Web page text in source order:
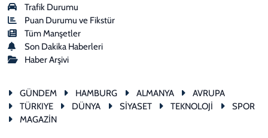
Trafik Durumu
Puan Durumu ve Fikstür
Tüm Manşetler
Son Dakika Haberleri
Haber Arşivi
GÜNDEM HAMBURG ALMANYA
AVRUPA
TÜRKIYE
DÜNYA SİYASET TEKNOLOJİ
SPOR
MAGAZİN